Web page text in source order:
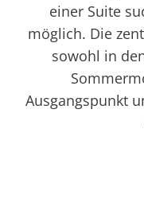
einer Suite
möglich. Die
sowohl in
Ausgangspunkt